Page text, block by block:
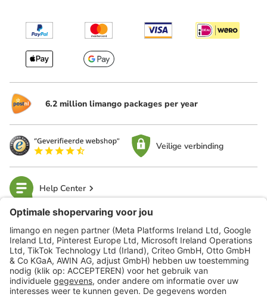
6.2 million limango packages per year
Veilige verbinding
Help Center
limango
Veilig winkelen
Klantenservice